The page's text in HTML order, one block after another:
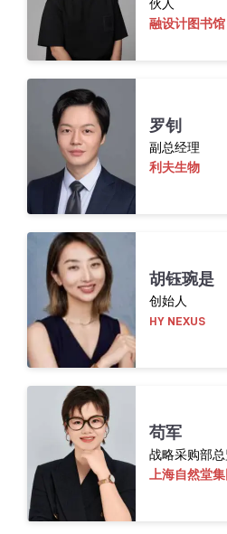
备配方、包材、成品的一
接全球供应链与本土品牌
伙人
融设计图书
带领团队完成中国32个省
艺材料的考察
探索建⽴中国传统⼿⼯艺
材料体系
推动全球设计师对中国传
PINWU对于传统材料应⽤的
罗钊
副总经理
利夫生物
曾在字节跳动负责前沿科
成员设立锦秋基金，参与过
资。目前负责利夫生物的
和应用研发。推动了利夫
型食品饮料企业、纺织服
纤维、功能性化学品等领
胡钰琬是
创始人
HY NEXUS
胡钰琬是 HY NEXUS 创始人
专注于全球生活方式品牌
构，致力于挖掘市场趋势
品牌确立策略、构建价值
领域。
苟军
战略采购部
上海自然堂